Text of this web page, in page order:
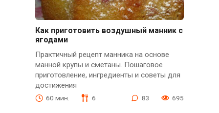
Как приготовить воздушный манник с
ягодами
Практичный рецепт манника на основе
манной крупы и сметаны. Пошаговое
приготовление, ингредиенты и советы для
достижения
60 мин. 6 83 695